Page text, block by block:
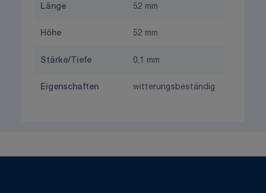
Länge 52 mm
Höhe 52 mm
Stärke/Tiefe 0,1 mm
Eigenschaften witterungsbeständig